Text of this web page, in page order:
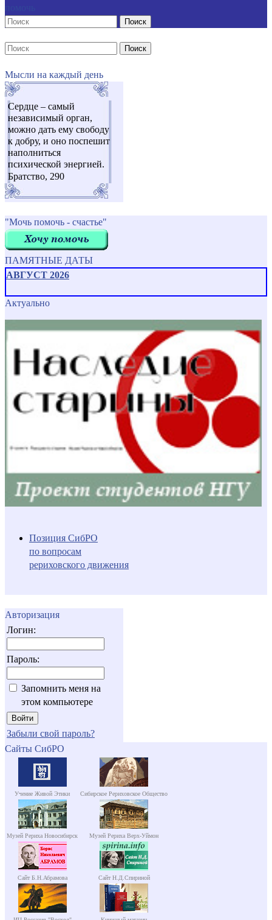
Поиск
Поиск
Мысли на каждый день
Сердце – самый
независимый орган,
можно дать ему свободу
к добру, и оно поспешит
наполниться
психической энергией.
Братство, 290
"Мочь помочь - счастье"
ПАМЯТНЫЕ ДАТЫ
АВГУСТ 2026
Актуально
Позиция СибРО
по вопросам
рериховского движения
Авторизация
Логин:
Пароль:
Запомнить меня на
этом компьютере
Забыли свой пароль?
Сайты СибРО
Учение Живой Этики Сибирское Рериховское Общество
Музей Рериха Новосибирск Музей Рериха Верх-Уймон
Сайт Б.Н.Абрамова Сайт Н.Д.Спириной